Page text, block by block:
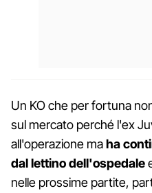
Un KO che per fortuna
sul mercato perché l'ex
all'operazione maha
dal lettino dell'ospedale
nelle prossime partite,